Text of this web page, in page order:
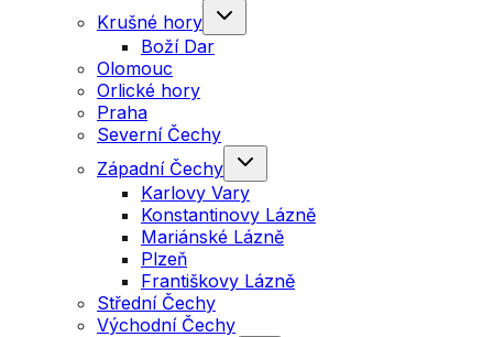
Krušné hory
Boží Dar
Olomouc
Orlické hory
Praha
Severní Čechy
Západní Čechy
Karlovy Vary
Konstantinovy Lázně
Mariánské Lázně
Plzeň
Františkovy Lázně
Střední Čechy
Východní Čechy